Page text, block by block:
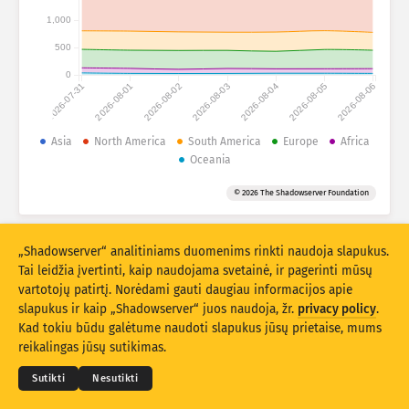
Duomenų rinkinys
Riba
Persidengia
Atnaujinti Atnaujinti
Atsisiųsti kaip PNG
2026-07-31 2026-08-01 2026-08-02 2026-08-03 2026-08-04 2026-08-05 2026-08-06
0
500
1,000
Asia North America South America Europe
Africa
Oceania
© 2026 The Shadowserver Foundation
© 2026THE SHADOWSERVER FOUNDATION
Privatumo politika ir sąlygos
Susisiekite su mumis
Kūrėjų sąrašas
„Shadowserver“ analitiniams duomenims rinkti naudoja slapukus.
Tai leidžia įvertinti, kaip naudojama svetainė, ir pagerinti mūsų
vartotojų patirtį. Norėdami gauti daugiau informacijos apie
slapukus ir kaip „Shadowserver“ juos naudoja, žr. privacy policy.
Kad tokiu būdu galėtume naudoti slapukus jūsų prietaise, mums
reikalingas jūsų sutikimas.
Sutikti Nesutikti